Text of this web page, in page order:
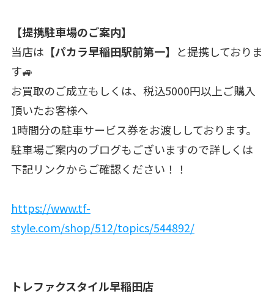
【提携駐車場のご案内】
当店は 【パカラ早稲田駅前第一】 と提携しておりま
す🚙
お買取のご成立もしくは、税込5000円以上ご購入
頂いたお客様へ
1時間分の駐車サービス券をお渡ししております。
駐車場ご案内のブログもございますので詳しくは
下記リンクからご確認ください！！
https://www.tf-
style.com/shop/512/topics/544892/
トレファクスタイル早稲田店